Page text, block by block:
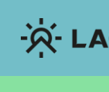
contenu